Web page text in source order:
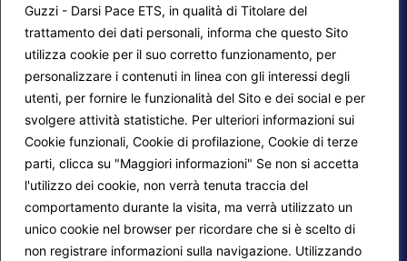
Guzzi - Darsi Pace ETS, in qualità di Titolare del
trattamento dei dati personali, informa che questo Sito
utilizza cookie per il suo corretto funzionamento, per
personalizzare i contenuti in linea con gli interessi degli
utenti, per fornire le funzionalità del Sito e dei social e per
svolgere attività statistiche. Per ulteriori informazioni sui
Cookie funzionali, Cookie di profilazione, Cookie di terze
parti, clicca su "Maggiori informazioni" Se non si accetta
l'utilizzo dei cookie, non verrà tenuta traccia del
comportamento durante la visita, ma verrà utilizzato un
unico cookie nel browser per ricordare che si è scelto di
non registrare informazioni sulla navigazione. Utilizzando
Mappa del sito
Progetti Darsi Pace
Login redattori
Calendario corsi
Privacy Policy
Cookie Policy
Seguici su: